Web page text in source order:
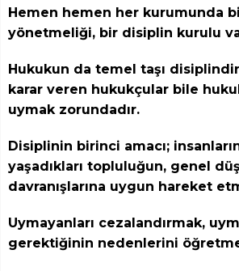
Hemen hemen her kurumunda
yönetmeliği, bir disiplin kurulu
Hukukun da temel taşı
karar veren hukukçular bile
uymak zorundadır.
Disiplinin birinci amacı;
yaşadıkları topluluğun, genel
davranışlarına uygun hareket
Uymayanları cezalandırmak,
gerektiğinin nedenlerini